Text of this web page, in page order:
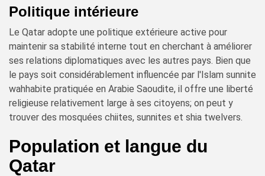
Politique intérieure
Le Qatar adopte une politique extérieure active pour
maintenir sa stabilité interne tout en cherchant à améliorer
ses relations diplomatiques avec les autres pays. Bien que
le pays soit considérablement influencée par l'Islam sunnite
wahhabite pratiquée en Arabie Saoudite, il offre une liberté
religieuse relativement large à ses citoyens; on peut y
trouver des mosquées chiites, sunnites et shia twelvers.
Population et langue du
Qatar